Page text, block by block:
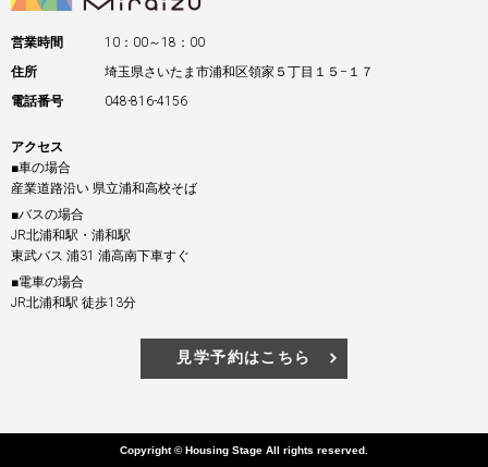
営業時間
10：00～18：00
住所
埼玉県さいたま市浦和区領家５丁目１５−１７
電話番号
048-816-4156
アクセス
■車の場合
産業道路沿い 県立浦和高校そば
■バスの場合
JR北浦和駅・浦和駅
東武バス 浦31 浦高南下車すぐ
■電車の場合
JR北浦和駅 徒歩13分
見学予約はこちら
Copyright © Housing Stage All rights reserved.